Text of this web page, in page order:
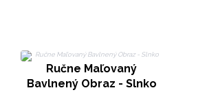
Ručne Maľovaný
Bavlnený Obraz - Slnko